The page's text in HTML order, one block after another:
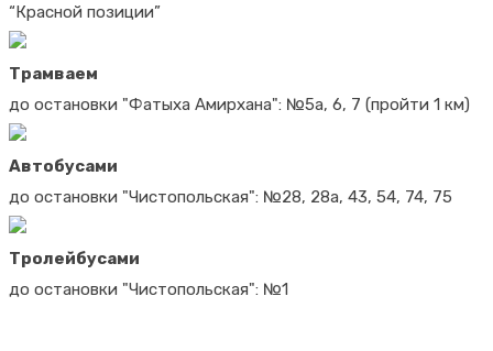
“Красной позиции”
Трамваем
до остановки "Фатыха Амирхана": №5а, 6, 7 (пройти 1 км)
Автобусами
до остановки "Чистопольская": №28, 28а, 43, 54, 74, 75
Тролейбусами
до остановки "Чистопольская": №1